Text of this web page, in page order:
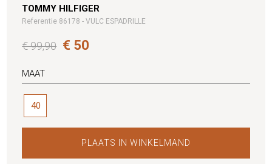
TOMMY HILFIGER
Referentie 86178 - VULC ESPADRILLE
€ 99,90 € 50
MAAT
40
PLAATS IN WINKELMAND